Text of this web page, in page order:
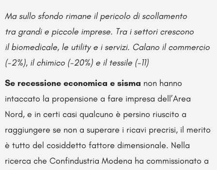
Ma sullo sfondo rimane il pericolo di scollamento
tra grandi e piccole imprese. Tra i settori crescono
il biomedicale, le utility e i servizi. Calano il commercio
(-2%), il chimico (-20%) e il tessile (-11)
Se recessione economica e sisma non hanno
intaccato la propensione a fare impresa dell’Area
Nord, e in certi casi qualcuno è persino riuscito a
raggiungere se non a superare i ricavi precrisi, il merito
è tutto del cosiddetto fattore dimensionale. Nella
ricerca che Confindustria Modena ha commissionato a